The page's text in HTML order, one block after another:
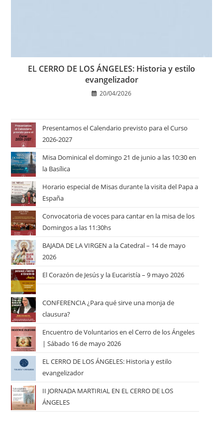
EL CERRO DE LOS ÁNGELES: Historia y estilo
evangelizador
20/04/2026
Presentamos el Calendario previsto para el Curso
2026-2027
Misa Dominical el domingo 21 de junio a las 10:30 en
la Basílica
Horario especial de Misas durante la visita del Papa a
España
Convocatoria de voces para cantar en la misa de los
Domingos a las 11:30hs
BAJADA DE LA VIRGEN a la Catedral – 14 de mayo
2026
El Corazón de Jesús y la Eucaristía – 9 mayo 2026
CONFERENCIA ¿Para qué sirve una monja de
clausura?
Encuentro de Voluntarios en el Cerro de los Ángeles
| Sábado 16 de mayo 2026
EL CERRO DE LOS ÁNGELES: Historia y estilo
evangelizador
II JORNADA MARTIRIAL EN EL CERRO DE LOS
ÁNGELES